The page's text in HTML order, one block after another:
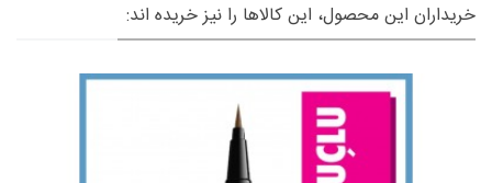
خریداران این محصول، این کالاها را نیز خریده اند: